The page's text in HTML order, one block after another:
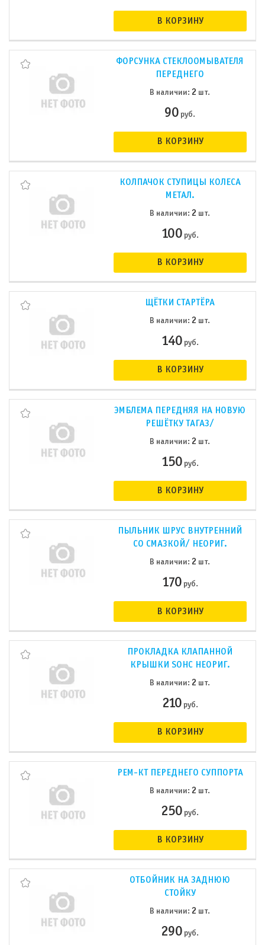
В КОРЗИНУ
ФОРСУНКА СТЕКЛООМЫВАТЕЛЯ
ПЕРЕДНЕГО
В наличии:2 шт.
90 руб.
В КОРЗИНУ
КОЛПАЧОК СТУПИЦЫ КОЛЕСА
МЕТАЛ.
В наличии:2 шт.
100руб.
В КОРЗИНУ
ЩЁТКИ СТАРТЁРА
В наличии: 2 шт.
140руб.
В КОРЗИНУ
ЭМБЛЕМА ПЕРЕДНЯЯ НА НОВУЮ
РЕШЁТКУ ТАГАЗ/
В наличии:2 шт.
150руб.
В КОРЗИНУ
ПЫЛЬНИК ШРУС ВНУТРЕННИЙ
СО СМАЗКОЙ/ НЕОРИГ.
В наличии: 2 шт.
170руб.
В КОРЗИНУ
ПРОКЛАДКА КЛАПАННОЙ
КРЫШКИ SOHC НЕОРИГ.
В наличии:2 шт.
210руб.
В КОРЗИНУ
РЕМ-КТ ПЕРЕДНЕГО СУППОРТА
В наличии:2 шт.
250 руб.
В КОРЗИНУ
ОТБОЙНИК НА ЗАДНЮЮ
СТОЙКУ
В наличии: 2 шт.
290 руб.